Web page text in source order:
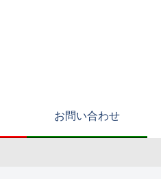
お問い合わせ